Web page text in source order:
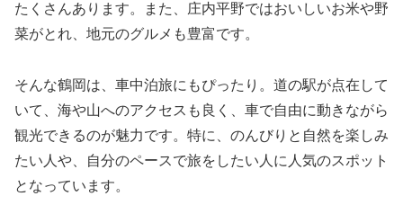
たくさんあります。また、庄内平野ではおいしいお米や野
菜がとれ、地元のグルメも豊富です。
そんな鶴岡は、車中泊旅にもぴったり。道の駅が点在して
いて、海や山へのアクセスも良く、車で自由に動きながら
観光できるのが魅力です。特に、のんびりと自然を楽しみ
たい人や、自分のペースで旅をしたい人に人気のスポット
となっています。